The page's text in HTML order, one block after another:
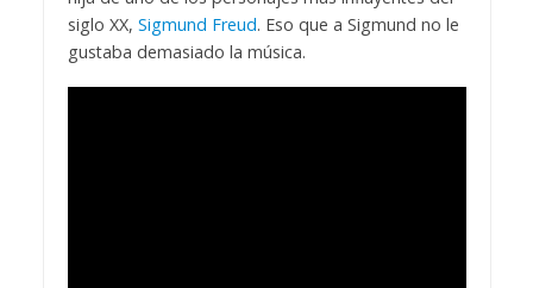
siglo XX, Sigmund Freud. Eso que a Sigmund no le
gustaba demasiado la música.